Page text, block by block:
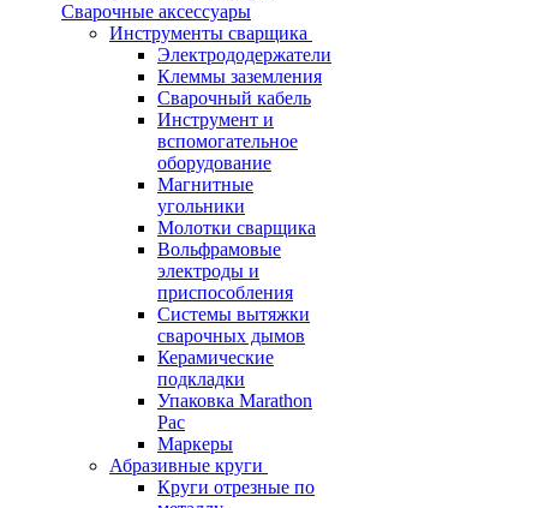
Сварочные аксессуары
Инструменты сварщика
Электрододержатели
Клеммы заземления
Сварочный кабель
Инструмент и
вспомогательное
оборудование
Магнитные
угольники
Молотки сварщика
Вольфрамовые
электроды и
приспособления
Системы вытяжки
сварочных дымов
Керамические
подкладки
Упаковка Marathon
Pac
Маркеры
Абразивные круги
Круги отрезные по